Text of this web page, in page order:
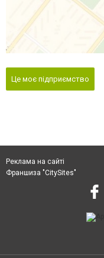
Це моє підприємство
Реклама на сайті
Франшиза "CitySites"